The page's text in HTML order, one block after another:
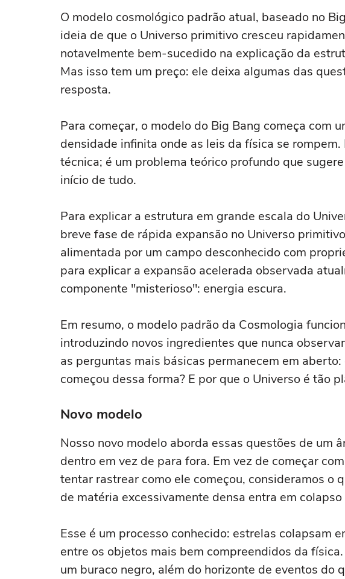
O modelo cosmológico padrão atual, baseado no
ideia de que o Universo primitivo cresceu
notavelmente bem-sucedido na explicação da
Mas isso tem um preço: ele deixa algumas das
resposta.
Para começar, o modelo do Big Bang começa com
densidade infinita onde as leis da física se rompem.
técnica; é um problema teórico profundo que
início de tudo.
Para explicar a estrutura em grande escala do
breve fase de rápida expansão no Universo
alimentada por um campo desconhecido com
para explicar a expansão acelerada observada
componente "misterioso": energia escura.
Em resumo, o modelo padrão da Cosmologia
introduzindo novos ingredientes que nunca
as perguntas mais básicas permanecem em
começou dessa forma? E por que o Universo é tão
Novo modelo
Nosso novo modelo aborda essas questões de um
dentro em vez de para fora. Em vez de começar
tentar rastrear como ele começou, consideramos o
de matéria excessivamente densa entra em
Esse é um processo conhecido: estrelas colapsam
entre os objetos mais bem compreendidos da
um buraco negro, além do horizonte de eventos do